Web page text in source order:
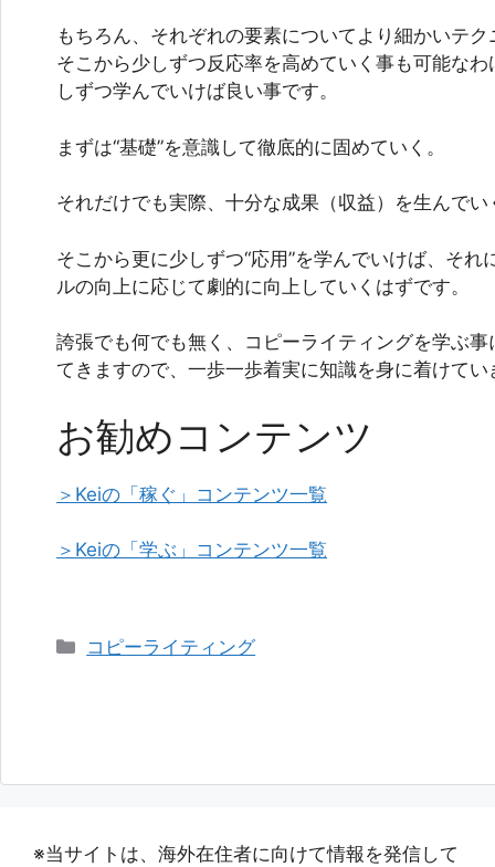
もちろん、それぞれの要素についてより細かいテ
そこから少しずつ反応率を高めていく事も可能な
しずつ学んでいけば良い事です。
まずは“基礎”を意識して徹底的に固めていく。
それだけでも実際、十分な成果（収益）を生んで
そこから更に少しずつ“応用”を学んでいけば、そ
ルの向上に応じて劇的に向上していくはずです。
誇張でも何でも無く、コピーライティングを学ぶ事
てきますので、一歩一歩着実に知識を身に着けてい
お勧めコンテンツ
＞Keiの「稼ぐ」コンテンツ一覧
＞Keiの「学ぶ」コンテンツ一覧
カ
コピーライティング
※当サイトは、海外在住者に向けて情報を発信して